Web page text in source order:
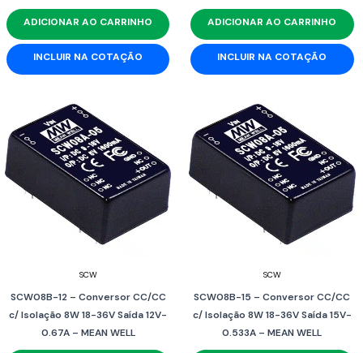
ADICIONAR AO CARRINHO
INCLUIR NA COTAÇÃO
ADICIONAR AO CARRINHO
INCLUIR NA COTAÇÃO
SCW
SCW08B-12 – Conversor CC/CC
c/ Isolação 8W 18-36V Saída 12V-
0.67A – MEAN WELL
SCW
SCW08B-15 – Conversor CC/CC
c/ Isolação 8W 18-36V Saída 15V-
0.533A – MEAN WELL